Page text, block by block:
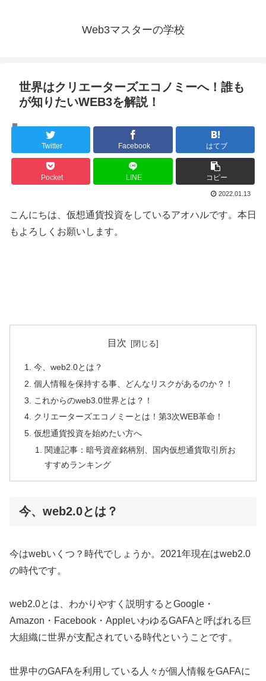
Web3マスターの学校
世界はクリエーターズエコノミーへ！誰も
が知りたいWEB3を解説！
Twitter Facebook はてブ
Pocket LINE コピー
2022.01.13
こんにちは、仮想通貨投資をしているアオハルです。本日
もよろしくお願いします。
目次
今、web2.0とは？
個人情報を保持する事、どんなリスクがあるのか？！
これからのweb3.0世界とは？！
クリエーターズエコノミーとは！第3次WEB革命！
仮想通貨投資を始めたい方へ
関連記事：暗号資産銘柄別、国内仮想通貨取引所お
すすめランキング
今、web2.0とは？
今はwebいくつ？時代でしょうか。2021年現在はweb2.0
の時代です。
web2.0とは、わかりやすく説明するとGoogle・
Amazon・Facebook・AppleいわゆるGAFAと呼ばれる巨
大組織に世界が支配されている時代ということです。
世界中のGAFAを利用している人々が個人情報をGAFAに